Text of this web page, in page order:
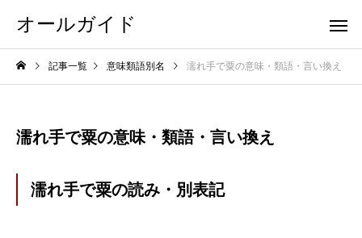
オールガイド
記事一覧 意味類語別名 濡れ手で粟の意味・類語・言い換え
濡れ手で粟の意味・類語・言い換え
濡れ手で粟の読み・別表記